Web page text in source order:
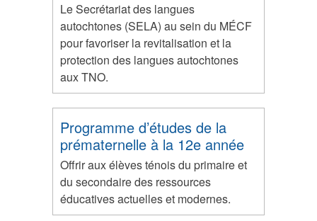
Le Secrétariat des langues
autochtones (SELA) au sein du MÉCF
pour favoriser la revitalisation et la
protection des langues autochtones
aux TNO.
Programme d’études de la
prématernelle à la 12e année
Offrir aux élèves ténois du primaire et
du secondaire des ressources
éducatives actuelles et modernes.